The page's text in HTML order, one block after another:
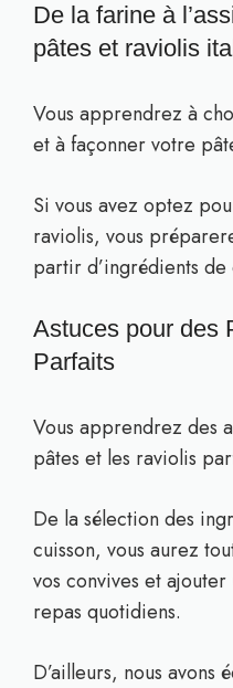
De la farine à
pâtes et raviolis
Vous apprendrez à
et à façonner votre
Si vous avez optez
raviolis, vous
partir d’ingrédients de
Astuces pour des
Parfaits
Vous apprendrez des
pâtes et les raviolis
De la sélection des
cuisson, vous aurez
vos convives et
repas quotidiens.
D’ailleurs, nous avons